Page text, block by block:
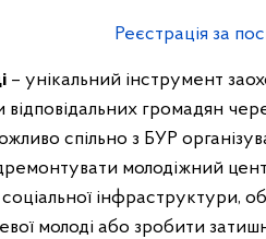
Реєстрація за
– унікальний інструмент
відповідальних громадян
спільно з БУР
молодіжний
соціальної інфраструктури,
молоді або зробити